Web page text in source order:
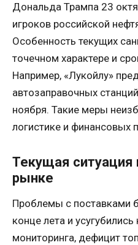
Дональда Трампа 23
игроков российской
Особенность текущих
точечном характере и
Например, «Лукойлу»
автозаправочных
ноября. Такие меры
логистике и финансовых
Текущая ситуация
рынке
Проблемы с поставками
конце лета и
мониторинга, дефицит